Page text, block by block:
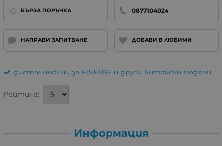
БЪРЗА ПОРЪЧКА 0877104024
НАПРАВИ ЗАПИТВАНЕ ДОБАВИ В ЛЮБИМИ
дистанционни за HISENSE и други китайски модели
Рейтинг:
Информация